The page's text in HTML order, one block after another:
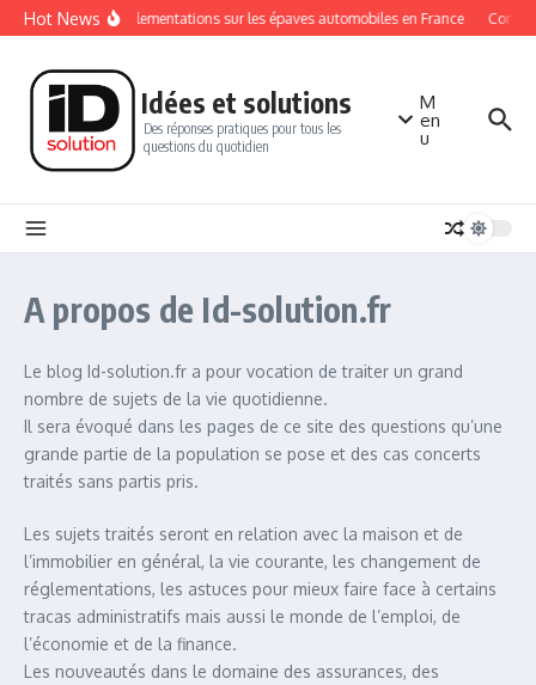
Aller au contenu
Hot NewsLes réglementations sur les épaves automobiles en France
Idées et solutions
Des réponses pratiques pour tous les
questions du quotidien
M
en
u
A propos de Id-solution.fr
Le blog Id-solution.fr a pour vocation de traiter un grand
nombre de sujets de la vie quotidienne.
Il sera évoqué dans les pages de ce site des questions qu’une
grande partie de la population se pose et des cas concerts
traités sans partis pris.
Les sujets traités seront en relation avec la maison et de
l’immobilier en général, la vie courante, les changement de
réglementations, les astuces pour mieux faire face à certains
tracas administratifs mais aussi le monde de l’emploi, de
l’économie et de la finance.
Les nouveautés dans le domaine des assurances, des